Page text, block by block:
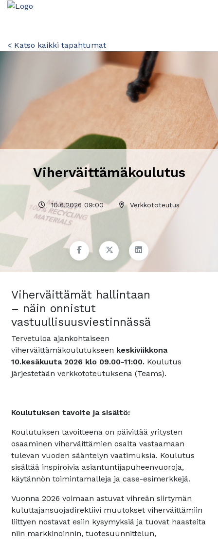
< Katso kaikki tapahtumat
Viherväittämäkoulutus
10.6.2026 09:00 Verkkototeutus
Viherväittämät hallintaan
– näin onnistut
vastuullisuusviestinnässä
Tervetuloa ajankohtaiseen
viherväittämäkoulutukseen keskiviikkona
10.kesäkuuta 2026 klo 09.00-11:00. Koulutus
järjestetään verkkototeutuksena (Teams).
Koulutuksen tavoite ja sisältö:
Koulutuksen tavoitteena on päivittää yritysten
osaaminen viherväittämien osalta vastaamaan
tulevan vuoden sääntelyn vaatimuksia. Koulutus
sisältää inspiroivia asiantuntijapuheenvuoroja,
käytännön toimintamalleja ja case-esimerkkejä.
Vuonna 2026 voimaan astuvat vihreän siirtymän
kuluttajansuojadirektiivi muutokset viherväittämiin
liittyen nostavat esiin kysymyksiä ja tuovat haasteita
niin markkinoinnin, tuotesuunnittelun,